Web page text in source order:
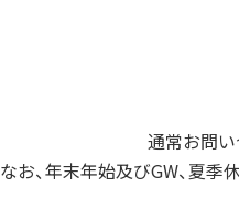
通常お問
なお、年末年始及びGW、夏